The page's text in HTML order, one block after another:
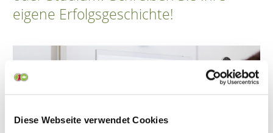
Diese Webseite verwendet Cookies
eigene Erfolgsgeschichte!